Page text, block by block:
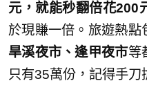
元，就能秒翻倍花200
於現賺一倍。旅遊熱點
旱溪夜市 、逢甲夜市等
只有35萬份，記得手刀